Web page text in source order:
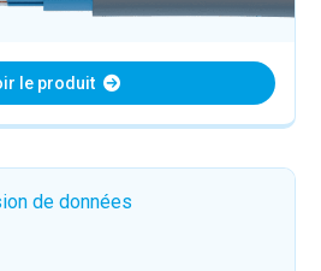
le produit
de données